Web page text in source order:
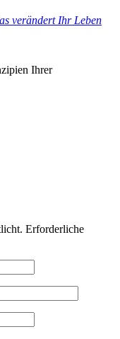
verändert Ihr Leben
Ihrer
Erforderliche